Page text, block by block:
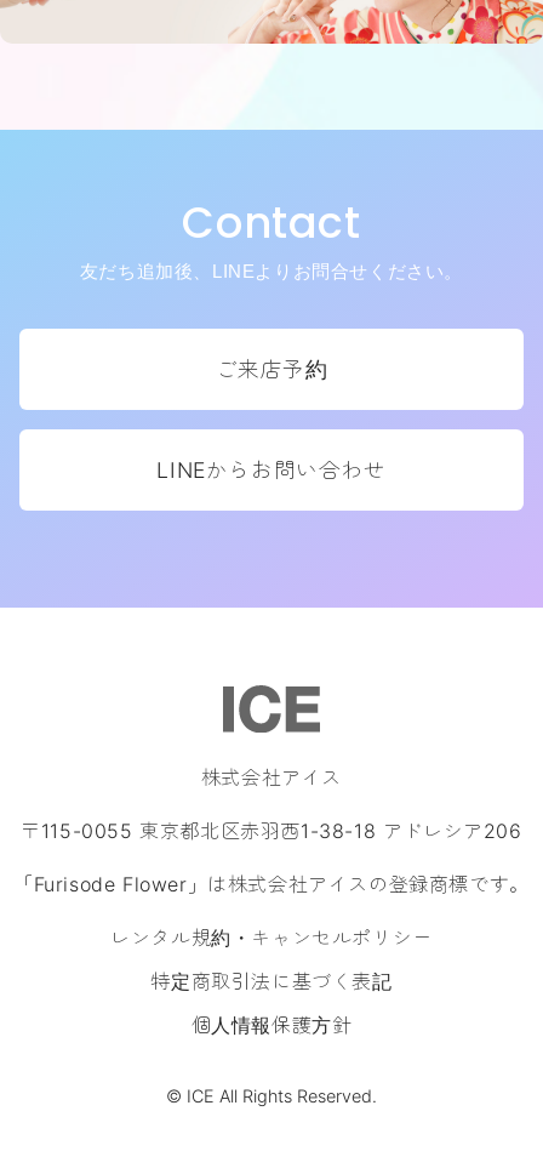
Contact
友だち追加後、LINEよりお問合せください。
ご来店予約
LINEからお問い合わせ
株式会社アイス
〒115-0055 東京都北区赤羽西1-38-18 アドレシア206
「Furisode Flower」は株式会社アイスの登録商標です。
レンタル規約・キャンセルポリシー
特定商取引法に基づく表記
個人情報保護方針
© ICE All Rights Reserved.